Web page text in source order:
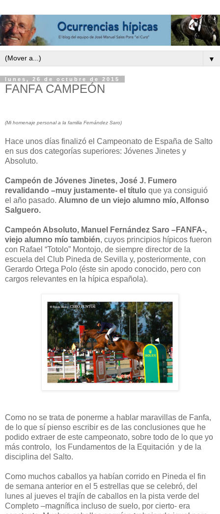
▼
lunes, 26 de octubre de 2015
FANFA CAMPEÓN
(Mi homenaje personal a la familia Fernández Saro)
Hace unos días finalizó el Campeonato de España de Salto
en sus dos categorías superiores: Jóvenes Jinetes y
Absoluto.
Campeón de Jóvenes Jinetes, José J. Fumero
revalidando –muy justamente- el título que ya consiguió
el año pasado. Alumno de un viejo alumno mío, Alfonso
Salguero.
Campeón Absoluto, Manuel Fernández Saro –FANFA-,
viejo alumno mío también, cuyos principios hípicos fueron
con Rafael “Totolo” Montojo, de siempre director de la
escuela del Club Pineda de Sevilla y, posteriormente, con
Gerardo Ortega Polo (éste sin apodo conocido, pero con
cargos relevantes en la hípica española).
Como no se trata de ponerme a hablar maravillas de Fanfa,
de lo que sí pienso escribir es de las conclusiones que he
podido extraer de este campeonato, sobre todo de lo que yo
más controlo,
los Fundamentos de la Equitación y de la
disciplina del Salto.
Como muchos caballos ya habían corrido en Pineda el fin
de semana anterior en el 5 estrellas que se celebró, del
lunes al jueves el trajín de caballos en la pista verde del
Completo –magnífica incluso de suelo, por cierto- era